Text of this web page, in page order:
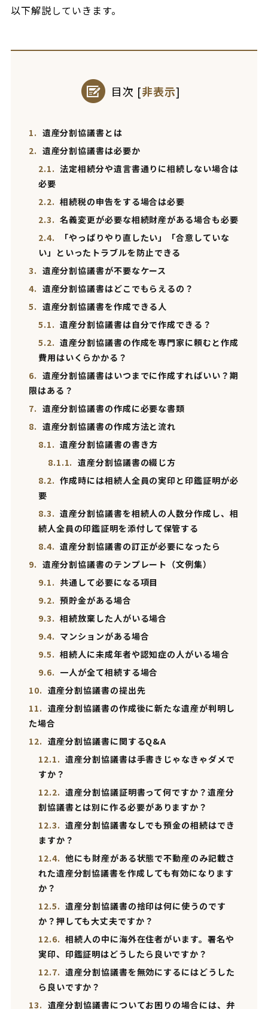
以下解説していきます。
目次 [非表示]
1. 遺産分割協議書とは
2. 遺産分割協議書は必要か
2.1. 法定相続分や遺言書通りに相続しない場合は
必要
2.2. 相続税の申告をする場合は必要
2.3. 名義変更が必要な相続財産がある場合も必要
2.4.
「やっぱりやり直したい」「合意していな
い」といったトラブルを防止できる
3. 遺産分割協議書が不要なケース
4. 遺産分割協議書はどこでもらえるの？
5. 遺産分割協議書を作成できる人
5.1. 遺産分割協議書は自分で作成できる？
5.2. 遺産分割協議書の作成を専門家に頼むと作成
費用はいくらかかる？
6. 遺産分割協議書はいつまでに作成すればいい？期
限はある？
7. 遺産分割協議書の作成に必要な書類
8. 遺産分割協議書の作成方法と流れ
8.1. 遺産分割協議書の書き方
8.1.1. 遺産分割協議書の綴じ方
8.2. 作成時には相続人全員の実印と印鑑証明が必
要
8.3. 遺産分割協議書を相続人の人数分作成し、相
続人全員の印鑑証明を添付して保管する
8.4. 遺産分割協議書の訂正が必要になったら
9. 遺産分割協議書のテンプレート（文例集）
9.1. 共通して必要になる項目
9.2. 預貯金がある場合
9.3. 相続放棄した人がいる場合
9.4. マンションがある場合
9.5. 相続人に未成年者や認知症の人がいる場合
9.6. 一人が全て相続する場合
10. 遺産分割協議書の提出先
11. 遺産分割協議書の作成後に新たな遺産が判明し
た場合
12. 遺産分割協議書に関するQ&A
12.1. 遺産分割協議書は手書きじゃなきゃダメで
すか？
12.2. 遺産分割協議証明書って何ですか？遺産分
割協議書とは別に作る必要がありますか？
12.3. 遺産分割協議書なしでも預金の相続はでき
ますか？
12.4. 他にも財産がある状態で不動産のみ記載さ
れた遺産分割協議書を作成しても有効になります
か？
12.5. 遺産分割協議書の捨印は何に使うのです
か？押しても大丈夫ですか？
12.6. 相続人の中に海外在住者がいます。署名や
実印、印鑑証明はどうしたら良いですか？
12.7. 遺産分割協議書を無効にするにはどうした
ら良いですか？
13. 遺産分割協議書についてお困りの場合には、弁